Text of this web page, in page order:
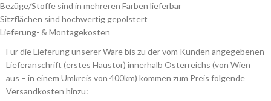
Bezüge/Stoffe sind in mehreren Farben lieferbar
Sitzflächen sind hochwertig gepolstert
Lieferung- & Montagekosten
Für die Lieferung unserer Ware bis zu der vom Kunden angegebenen
Lieferanschrift (erstes Haustor) innerhalb Österreichs (von Wien
aus – in einem Umkreis von 400km) kommen zum Preis folgende
Versandkosten hinzu: